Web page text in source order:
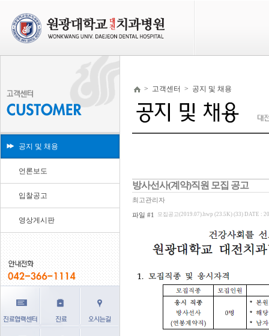
공지 및 채용
언론보도
입찰공고
영상게시판
> 고객센터 > 공지 및 채용
방사선사(계약)직원 모집 공고
최고관리자
파일 #1 모집공고(2019.07).hwp (23.5K) (33) DATE :